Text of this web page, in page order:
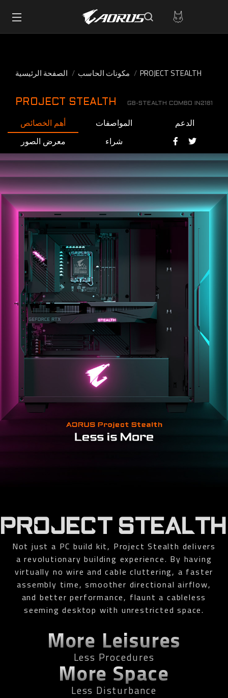
الصفحة الرئيسية مكونات الحاسب PROJECT STEALTH
PROJECT STEALTH GB-STEALTH COMBO IN2181
أهم الخصائص المواصفات
الدعم
معرض الصور
شراء
PROJECT STEALTH
Not just a PC build kit, Project Stealth delivers
a revolutionary building experience. By having
virtually no wire and cable cluttering, a faster
assembly time, smoother directional airflow,
and better performance, flaunt a cableless
seeming desktop with unrestricted space.
More Leisures
Less Procedures
More Space
Less Disturbance